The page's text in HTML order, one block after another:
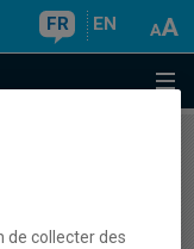
FR EN
de collecter des